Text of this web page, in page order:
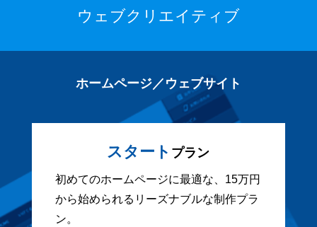
ウェブクリエイティブ
ホームページ／ウェブサイト
スタート プラン
初めてのホームページに最適な、15万円
から始められるリーズナブルな制作プラ
ン。